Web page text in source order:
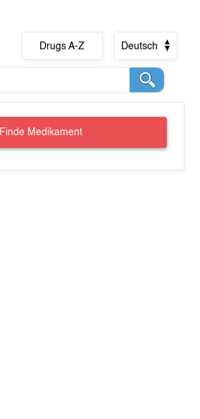
Drugs A-Z Deutsch
Finde Medikament